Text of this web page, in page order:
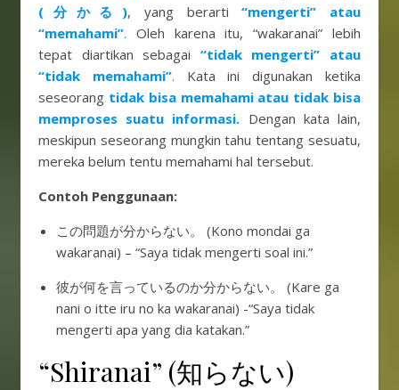
(分かる), yang berarti
“mengerti” atau
“memahami”. Oleh karena itu, “wakaranai” lebih
tepat diartikan sebagai “tidak mengerti” atau
“tidak memahami”. Kata ini digunakan ketika
seseorang tidak bisa memahami atau tidak bisa
memproses suatu informasi. Dengan kata lain,
meskipun seseorang mungkin tahu tentang sesuatu,
mereka belum tentu memahami hal tersebut.
Contoh Penggunaan:
この問題が分からない。 (Kono mondai ga
wakaranai) – “Saya tidak mengerti soal ini.”
彼が何を言っているのか分からない。 (Kare ga
nani o itte iru no ka wakaranai) -“Saya tidak
mengerti apa yang dia katakan.”
“Shiranai” (知らない)